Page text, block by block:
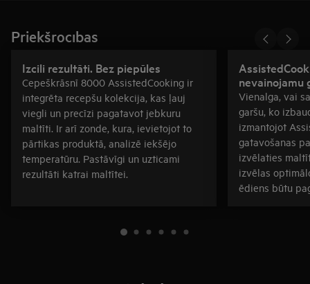
Priekšrocības
Izcili rezultāti. Bez piepūles
Cepeškrāsnī 8000 AssistedCooking ir
integrēta recepšu kolekcija, kas ļauj
viegli un precīzi pagatavot jebkuru
maltīti. Ir arī zonde, kura, ievietojot to
pārtikas produktā, analizē iekšējo
temperatūru. Pastāvīgi un uzticami
rezultāti katrai maltītei.
nevainojamu
Vienalga, vai
garšu, ko
izmantojot
gatavošanas
izvēlaties
izvēlas
ēdiens būtu